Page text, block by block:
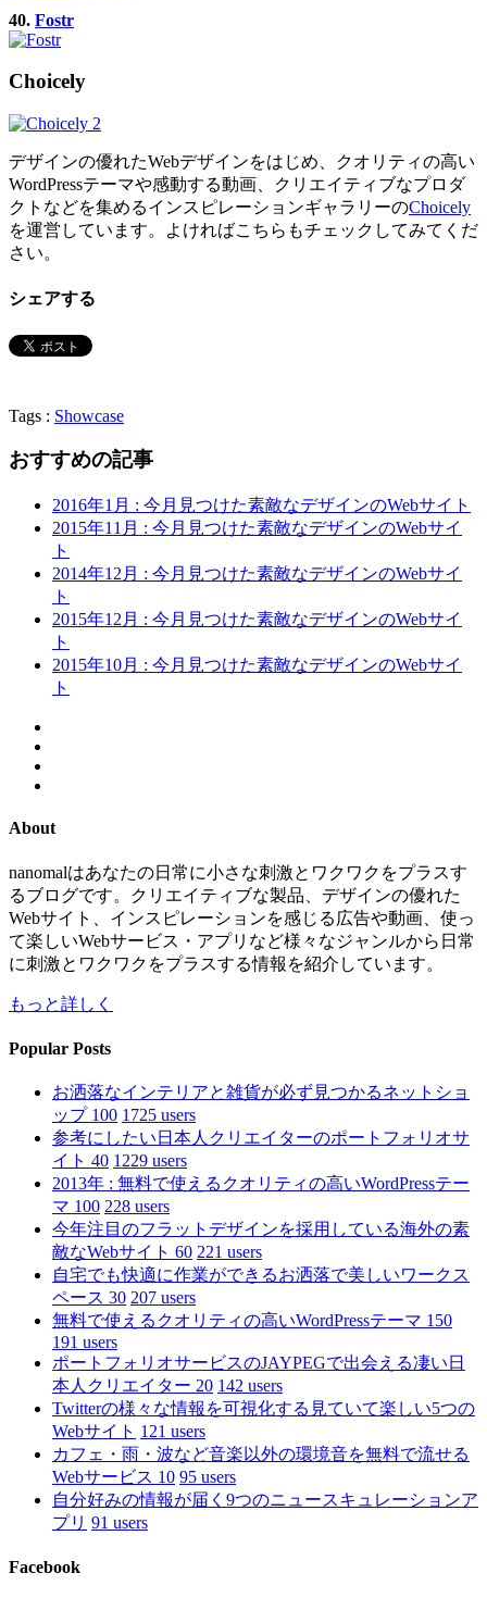
40. Fostr
Choicely
デザインの優れたWebデザインをはじめ、クオリティの高い
WordPressテーマや感動する動画、クリエイティブなプロダ
クトなどを集めるインスピレーションギャラリーのChoicely
を運営しています。よければこちらもチェックしてみてくだ
さい。
シェアする
Tags : Showcase
おすすめの記事
2016年1月 : 今月見つけた素敵なデザインのWebサイト
2015年11月 : 今月見つけた素敵なデザインのWebサイ
ト
2014年12月 : 今月見つけた素敵なデザインのWebサイ
ト
2015年12月 : 今月見つけた素敵なデザインのWebサイ
ト
2015年10月 : 今月見つけた素敵なデザインのWebサイ
ト
About
nanomalはあなたの日常に小さな刺激とワクワクをプラスす
るブログです。クリエイティブな製品、デザインの優れた
Webサイト、インスピレーションを感じる広告や動画、使っ
て楽しいWebサービス・アプリなど様々なジャンルから日常
に刺激とワクワクをプラスする情報を紹介しています。
もっと詳しく
Popular Posts
お洒落なインテリアと雑貨が必ず見つかるネットショ
ップ 100 1725 users
参考にしたい日本人クリエイターのポートフォリオサ
イト 40 1229 users
2013年 : 無料で使えるクオリティの高いWordPressテー
マ 100 228 users
今年注目のフラットデザインを採用している海外の素
敵なWebサイト 60 221 users
自宅でも快適に作業ができるお洒落で美しいワークス
ペース 30 207 users
無料で使えるクオリティの高いWordPressテーマ 150
191 users
ポートフォリオサービスのJAYPEGで出会える凄い日
本人クリエイター 20 142 users
Twitterの様々な情報を可視化する見ていて楽しい5つの
Webサイト 121 users
カフェ・雨・波など音楽以外の環境音を無料で流せる
Webサービス 10 95 users
自分好みの情報が届く9つのニュースキュレーションア
プリ 91 users
Facebook